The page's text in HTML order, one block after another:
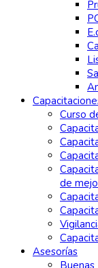
Curso
de
Asesorías